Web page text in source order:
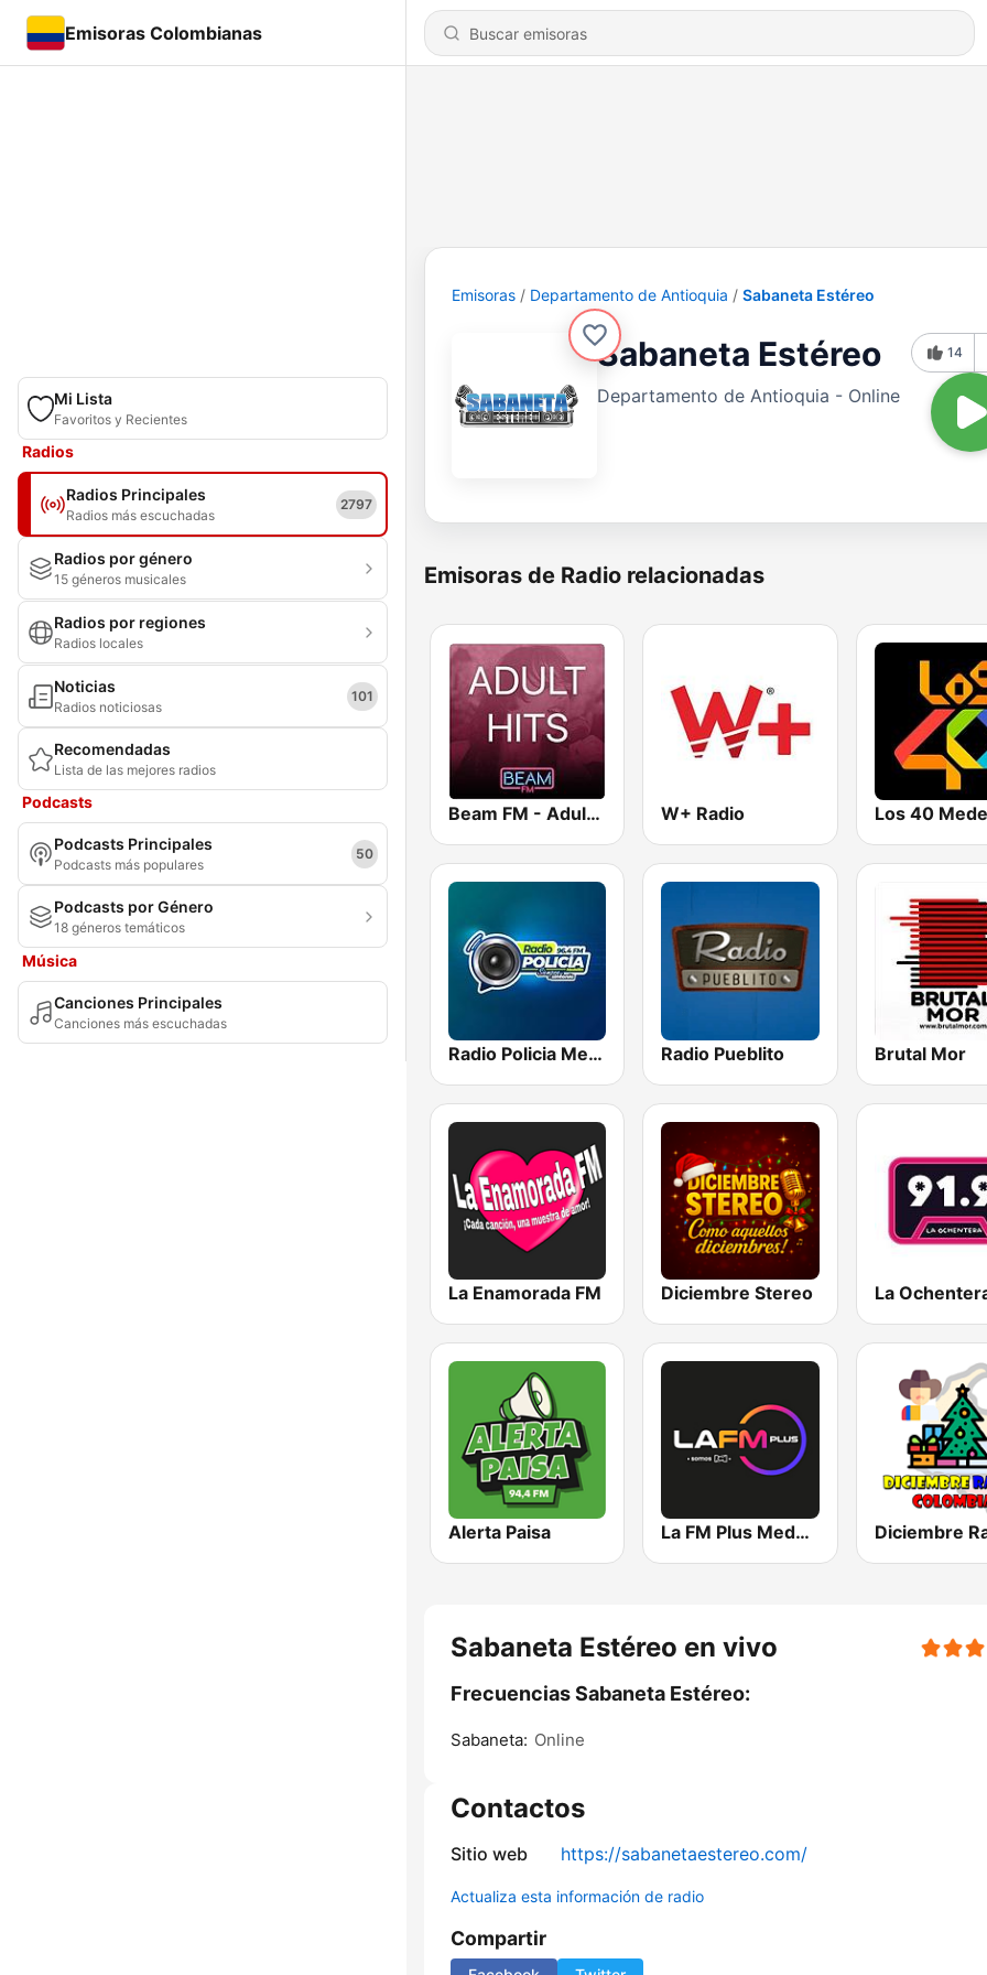
Emisoras Colombianas
Mi Lista
Favoritos y Recientes
Radios
Radios Principales
Radios más escuchadas
2797
Radios por género
15 géneros musicales
Radios por regiones
Radios locales
Noticias
Radios noticiosas
101
Recomendadas
Lista de las mejores radios
Podcasts
Podcasts Principales
Podcasts más populares
50
Podcasts por Género
18 géneros temáticos
Música
Canciones Principales
Canciones más escuchadas
Emisoras Departamento de Antioquia Sabaneta Estéreo
Sabaneta Estéreo
Departamento de Antioquia - Online
14
Emisoras de Radio relacionadas
Beam FM - Adult Hits W+ Radio Los 40
Radio Policia Medellín 96.4 FM Radio Pueblito Brutal Mor
La Enamorada FM Diciembre Stereo La
Alerta Paisa La FM Plus Medellín
Sabaneta Estéreo en vivo
Frecuencias Sabaneta Estéreo:
Sabaneta: Online
Contactos
Sitio web https://sabanetaestereo.com/
Actualiza esta información de radio
Compartir